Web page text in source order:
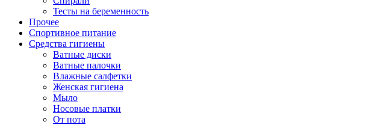
Тесты на беременность
Прочее
Спортивное питание
Средства гигиены
Ватные диски
Ватные палочки
Влажные салфетки
Женская гигиена
Мыло
Носовые платки
От пота